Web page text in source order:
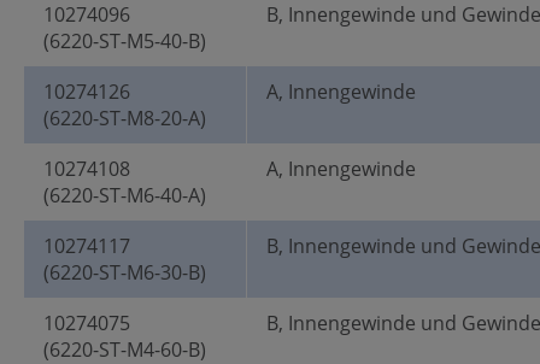
10274096
(6220-ST-M5-40-B)
B, Innengewinde und
10274126
(6220-ST-M8-20-A)
A, Innengewinde
10274108
(6220-ST-M6-40-A)
A, Innengewinde
10274117
(6220-ST-M6-30-B)
B, Innengewinde und
10274075
(6220-ST-M4-60-B)
B, Innengewinde und